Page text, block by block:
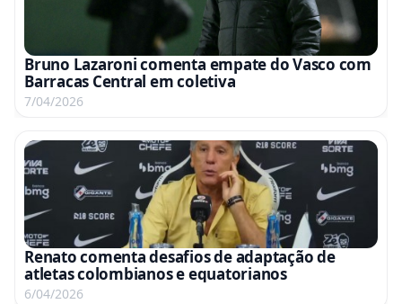
Bruno Lazaroni comenta empate do Vasco com
Barracas Central em coletiva
7/04/2026
Renato comenta desafios de adaptação de
atletas colombianos e equatorianos
6/04/2026